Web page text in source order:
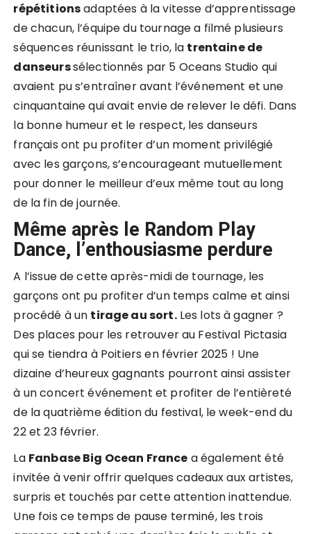
répétitionsadaptées à la vitesse d’apprentissage
de chacun, l’équipe du tournage a filmé plusieurs
séquences réunissant le trio, la trentaine de
danseurssélectionnés par 5 Oceans Studio qui
avaient pu s’entraîner avant l’événement et une
cinquantaine qui avait envie de relever le défi. Dans
la bonne humeur et le respect, les danseurs
français ont pu profiter d’un moment privilégié
avec les garçons, s’encourageant mutuellement
pour donner le meilleur d’eux même tout au long
de la fin de journée.
Même après le Random Play
Dance, l’enthousiasme perdure
A l’issue de cette après-midi de tournage, les
garçons ont pu profiter d’un temps calme et ainsi
procédé à un tirage au sort.Les lots à gagner ?
Des places pour les retrouver au Festival Pictasia
qui se tiendra à Poitiers en février 2025 ! Une
dizaine d’heureux gagnants pourront ainsi assister
à un concert événement et profiter de l’entièreté
de la quatrième édition du festival, le week-end du
22 et 23 février.
La Fanbase Big Ocean France a également été
invitée à venir offrir quelques cadeaux aux artistes,
surpris et touchés par cette attention inattendue.
Une fois ce temps de pause terminé, les trois